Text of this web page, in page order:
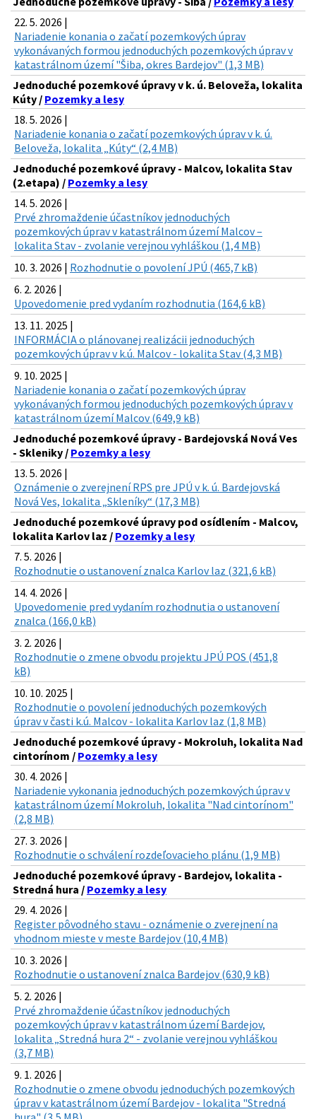
22. 5. 2026 |
Nariadenie konania o začatí pozemkových úprav
vykonávaných formou jednoduchých pozemkových úprav v
katastrálnom území "Šiba, okres Bardejov" (1,3 MB)
Jednoduché pozemkové úpravy v k. ú. Beloveža, lokalita
Kúty / Pozemky a lesy
18. 5. 2026 |
Nariadenie konania o začatí pozemkových úprav v k. ú.
Beloveža, lokalita „Kúty“ (2,4 MB)
Jednoduché pozemkové úpravy - Malcov, lokalita Stav
(2.etapa) / Pozemky a lesy
14. 5. 2026 |
Prvé zhromaždenie účastníkov jednoduchých
pozemkových úprav v katastrálnom území Malcov –
lokalita Stav - zvolanie verejnou vyhláškou (1,4 MB)
10. 3. 2026 | Rozhodnutie o povolení JPÚ (465,7 kB)
6. 2. 2026 |
Upovedomenie pred vydaním rozhodnutia (164,6 kB)
13. 11. 2025 |
INFORMÁCIA o plánovanej realizácii jednoduchých
pozemkových úprav v k.ú. Malcov - lokalita Stav (4,3 MB)
9. 10. 2025 |
Nariadenie konania o začatí pozemkových úprav
vykonávaných formou jednoduchých pozemkových úprav v
katastrálnom území Malcov (649,9 kB)
Jednoduché pozemkové úpravy - Bardejovská Nová Ves
- Skleniky / Pozemky a lesy
13. 5. 2026 |
Oznámenie o zverejnení RPS pre JPÚ v k. ú. Bardejovská
Nová Ves, lokalita „Skleníky“ (17,3 MB)
Jednoduché pozemkové úpravy pod osídlením - Malcov,
lokalita Karlov laz / Pozemky a lesy
7. 5. 2026 |
Rozhodnutie o ustanovení znalca Karlov laz (321,6 kB)
14. 4. 2026 |
Upovedomenie pred vydaním rozhodnutia o ustanovení
znalca (166,0 kB)
3. 2. 2026 |
Rozhodnutie o zmene obvodu projektu JPÚ POS (451,8
kB)
10. 10. 2025 |
Rozhodnutie o povolení jednoduchých pozemkových
úprav v časti k.ú. Malcov - lokalita Karlov laz (1,8 MB)
Jednoduché pozemkové úpravy - Mokroluh, lokalita Nad
cintorínom / Pozemky a lesy
30. 4. 2026 |
Nariadenie vykonania jednoduchých pozemkových úprav v
katastrálnom území Mokroluh, lokalita "Nad cintorínom"
(2,8 MB)
27. 3. 2026 |
Rozhodnutie o schválení rozdeľovacieho plánu (1,9 MB)
Jednoduché pozemkové úpravy - Bardejov, lokalita -
Stredná hura / Pozemky a lesy
29. 4. 2026 |
Register pôvodného stavu - oznámenie o zverejnení na
vhodnom mieste v meste Bardejov (10,4 MB)
10. 3. 2026 |
Rozhodnutie o ustanovení znalca Bardejov (630,9 kB)
5. 2. 2026 |
Prvé zhromaždenie účastníkov jednoduchých
pozemkových úprav v katastrálnom území Bardejov,
lokalita „Stredná hura 2“ - zvolanie verejnou vyhláškou
(3,7 MB)
9. 1. 2026 |
Rozhodnutie o zmene obvodu jednoduchých pozemkových
úprav v katastrálnom území Bardejov - lokalita "Stredná